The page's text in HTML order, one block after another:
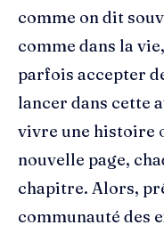
comme on dit
comme dans la
parfois accepter
lancer dans cette
vivre une histoire
nouvelle page,
chapitre. Alors,
communauté des